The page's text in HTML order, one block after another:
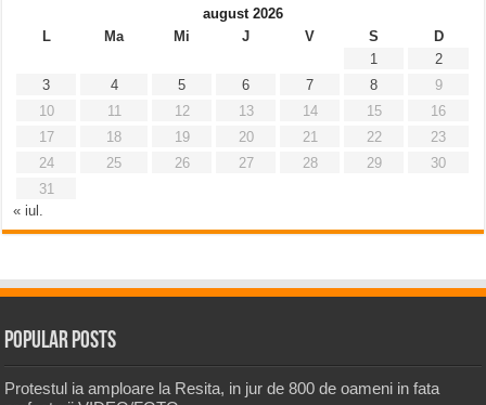
august 2026
L
Ma Mi J V S
D
1
2
3
4 5 6 7 8
9
10
11 12 13 14 15
16
17
18 19 20 21 22
23
24
25 26 27 28 29
30
31
« iul.
Popular Posts
Protestul ia amploare la Resita, in jur de 800 de oameni in fata